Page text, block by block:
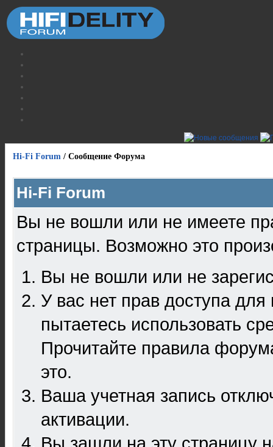
Hi-Fi Forum / Сообщение Форума
Hi-Fi Forum
Вы не вошли или не имеете
страницы. Возможно это
Вы не вошли или не
У вас нет прав доступа
пытаетесь использовать
Прочитайте правила
это.
Ваша учетная запись
активации.